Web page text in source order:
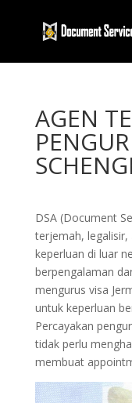
AGEN
DSA (Document
terjemah,
keperluan di luar
berpengalaman
mengurus visa
untuk keperluan
Percayakan
tidak perlu
membuat